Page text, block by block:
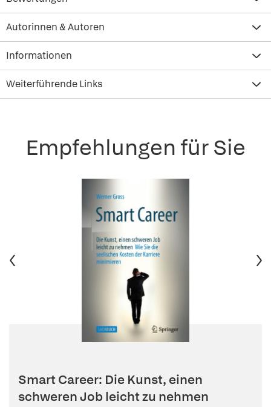
Autorinnen & Autoren
Informationen
Weiterführende Links
Empfehlungen für Sie
Smart Career: Die Kunst, einen
schweren Job leicht zu nehmen